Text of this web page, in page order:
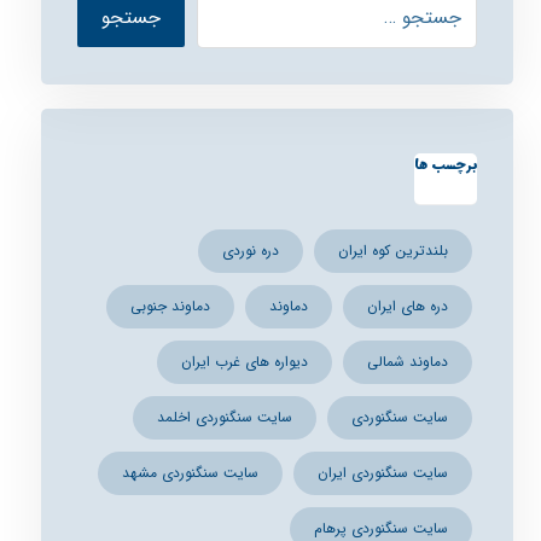
برچسب ها
بلندترین کوه ایران دره نوردی
دره های ایران دماوند دماوند جنوبی
دماوند شمالی دیواره های غرب ایران
سایت سنگنوردی سایت سنگنوردی اخلمد
سایت سنگنوردی ایران سایت سنگنوردی مشهد
سایت سنگنوردی پرهام